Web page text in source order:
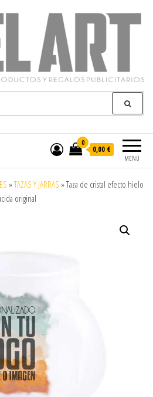
Especialistas en textil publicitario y regalos
personalizados en móstoles
MENÚ
0
0,00 €
»TAZAS Y JARRAS »Taza de cristal efecto hielo
original